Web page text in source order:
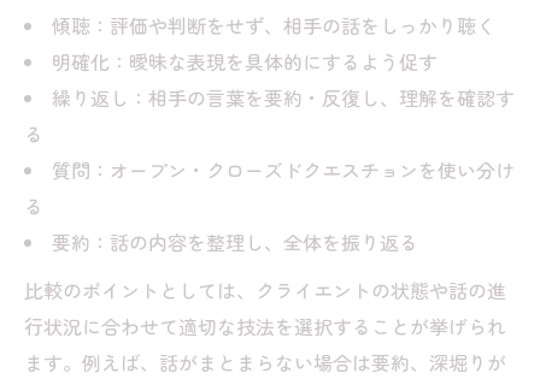
傾聴：評価や判断をせず、相手の話をしっかり聴く
明確化：曖昧な表現を具体的にするよう促す
繰り返し：相手の言葉を要約・反復し、理解を確認す
る
質問：オープン・クローズドクエスチョンを使い分け
る
要約：話の内容を整理し、全体を振り返る
比較のポイントとしては、クライエントの状態や話の進
行状況に合わせて適切な技法を選択することが挙げられ
ます。例えば、話がまとまらない場合は要約、深堀りが